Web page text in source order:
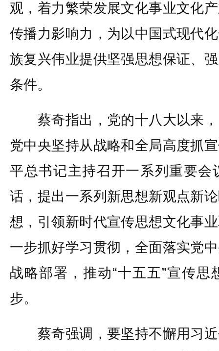
观，着力繁荣发展文化事业文化
传播力影响力，为以中国式现代
族复兴伟业提供坚强思想保证、
条件。
蔡奇指出，党的十八大以来，
党中央坚持从战略和全局高度抓
平总书记主持召开一系列重要会
话，提出一系列新思想新观点新
想，引领新时代宣传思想文化事
一步抓好学习贯彻，全面落实党
战略部署，推动“十五五”宣传
步。
蔡奇强调，要坚持不懈用习近